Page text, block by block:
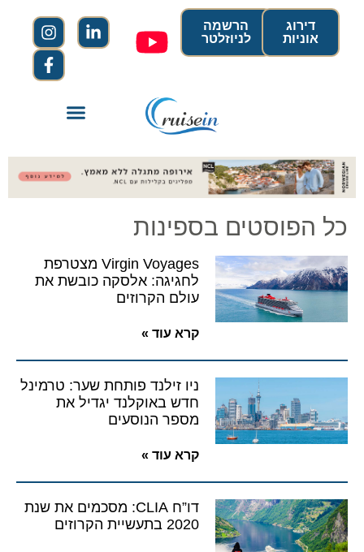
הרשמה
לניוזלטר
דירוג
אוניות
כל הפוסטים בספינות
Virgin Voyages מצטרפת
לחגיגה: אלסקה כובשת את
עולם הקרוזים
קרא עוד »
ניו זילנד פותחת שער: טרמינל
חדש באוקלנד יגדיל את
מספר הנוסעים
קרא עוד »
דו”ח CLIA: מסכמים את שנת
2020 בתעשיית הקרוזים